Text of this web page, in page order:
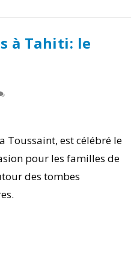
à Tahiti: le
Toussaint, est célébré le
pour les familles de
des tombes